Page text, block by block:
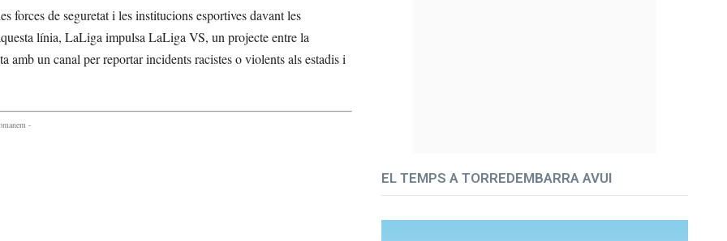
forces de seguretat i les institucions esportives davant les
línia, LaLiga impulsa LaLiga VS, un projecte entre la
un canal per reportar incidents racistes o violents als estadis i
-
EL TEMPS A TORREDEMBARRA AVUI